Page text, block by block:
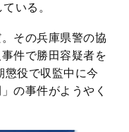
いる。
その兵庫県警の協
件で勝田容疑者を
懲役で収監中に今
の事件がようやく